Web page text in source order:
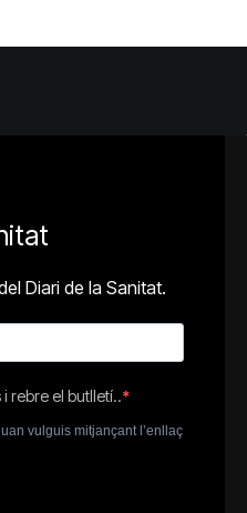
Diari de la Sanitat.
rebre el butlletí..
vulguis mitjançant l’enllaç